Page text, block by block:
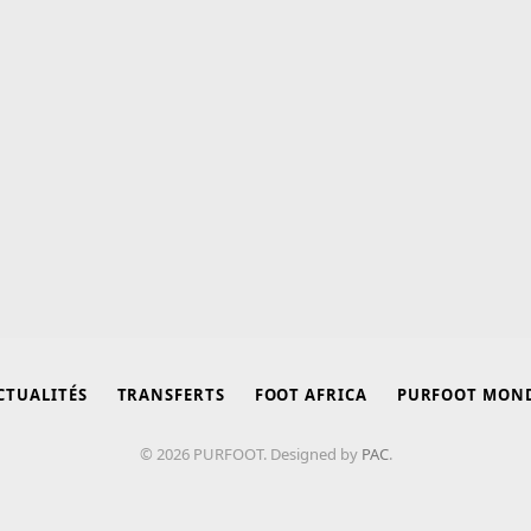
TRANSFERTS FOOT AFRICA PURFOOT
© 2026 PURFOOT. Designed by PAC.